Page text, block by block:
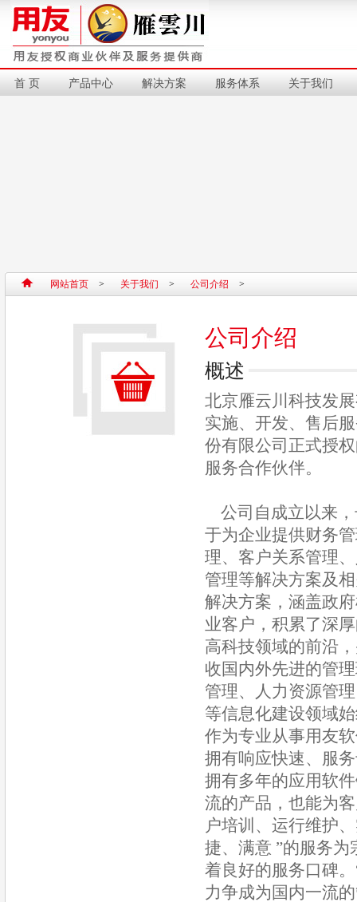
首 页 产品中心 解决方案 服务体系 关于我们
网站首页 > 关于我们 > 公司介绍 >
公司介绍
概述
北京雁云川科技发
实施、开发、售后
份有限公司正式授
服务合作伙伴。
公司自成立以来，
于为企业提供财务
理、客户关系管理
管理等解决方案及
解决方案，涵盖政
业客户，积累了深
高科技领域的前沿
收国内外先进的管
管理、人力资源管
等信息化建设领域
作为专业从事用友
拥有响应快速、服
拥有多年的应用软
流的产品，也能为
户培训、运行维护
捷、满意 ”的服务
着良好的服务口碑
力争成为国内一流